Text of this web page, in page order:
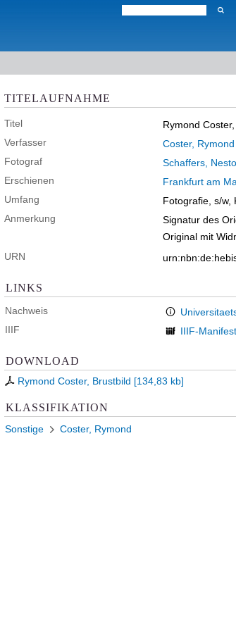
TITELAUFNAHME
Titel
Rymond
Verfasser
Coster, Rymond
Fotograf
Schaffers,
Erschienen
Frankfurt am
Umfang
Fotografie, s/w,
Anmerkung
Signatur des
Original mit
URN
LINKS
Nachweis
IIIF
IIIF-Manifest
DOWNLOAD
Rymond Coster, Brustbild [134,83 kb]
KLASSIFIKATION
Sonstige Coster, Rymond